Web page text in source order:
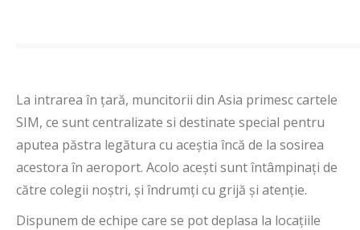
La intrarea în țară, muncitorii din Asia primesc cartele
SIM, ce sunt centralizate si destinate special pentru
aputea păstra legătura cu aceștia încă de la sosirea
acestora în aeroport. Acolo acești sunt întâmpinați de
către colegii noștri, și îndrumți cu grijă și atenție.
Dispunem de echipe care se pot deplasa la locațiile